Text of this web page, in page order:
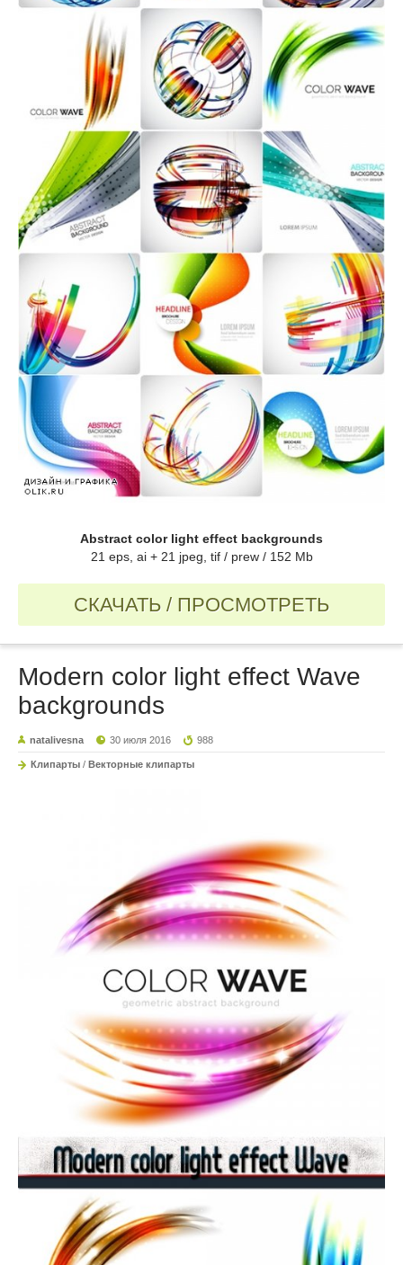
Abstract color light effect backgrounds
21 eps, ai + 21 jpeg, tif / prew / 152 Mb
СКАЧАТЬ / ПРОСМОТРЕТЬ
Modern color light effect Wave
backgrounds
natalivesna 30 июля 2016 988
Клипарты / Векторные клипарты